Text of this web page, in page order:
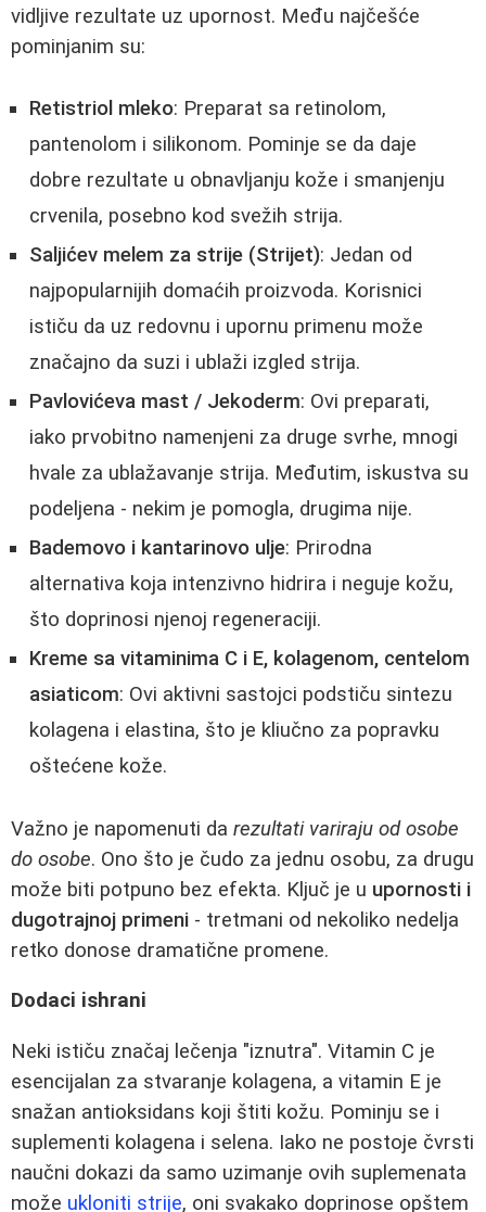
vidljive rezultate uz upornost. Među najčešće
pominjanim su:
Retistriol mleko: Preparat sa retinolom,
pantenolom i silikonom. Pominje se da daje
dobre rezultate u obnavljanju kože i smanjenju
crvenila, posebno kod svežih strija.
Saljićev melem za strije (Strijet): Jedan od
najpopularnijih domaćih proizvoda. Korisnici
ističu da uz redovnu i upornu primenu može
značajno da suzi i ublaži izgled strija.
Pavlovićeva mast / Jekoderm: Ovi preparati,
iako prvobitno namenjeni za druge svrhe, mnogi
hvale za ublažavanje strija. Međutim, iskustva su
podeljena - nekim je pomogla, drugima nije.
Bademovo i kantarinovo ulje: Prirodna
alternativa koja intenzivno hidrira i neguje kožu,
što doprinosi njenoj regeneraciji.
Kreme sa vitaminima C i E, kolagenom, centelom
asiaticom: Ovi aktivni sastojci podstiču sintezu
kolagena i elastina, što je kliučno za popravku
oštećene kože.
Važno je napomenuti da rezultati variraju od osobe
do osobe. Ono što je čudo za jednu osobu, za drugu
može biti potpuno bez efekta. Ključ je u upornosti i
dugotrajnoj primeni - tretmani od nekoliko nedelja
retko donose dramatične promene.
Dodaci ishrani
Neki ističu značaj lečenja "iznutra". Vitamin C je
esencijalan za stvaranje kolagena, a vitamin E je
snažan antioksidans koji štiti kožu. Pominju se i
suplementi kolagena i selena. Iako ne postoje čvrsti
naučni dokazi da samo uzimanje ovih suplemenata
može ukloniti strije, oni svakako doprinose opštem